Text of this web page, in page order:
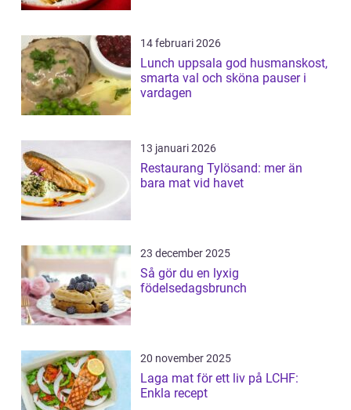
14 februari 2026
Lunch uppsala god husmanskost,
smarta val och sköna pauser i
vardagen
13 januari 2026
Restaurang Tylösand: mer än
bara mat vid havet
23 december 2025
Så gör du en lyxig
födelsedagsbrunch
20 november 2025
Laga mat för ett liv på LCHF:
Enkla recept